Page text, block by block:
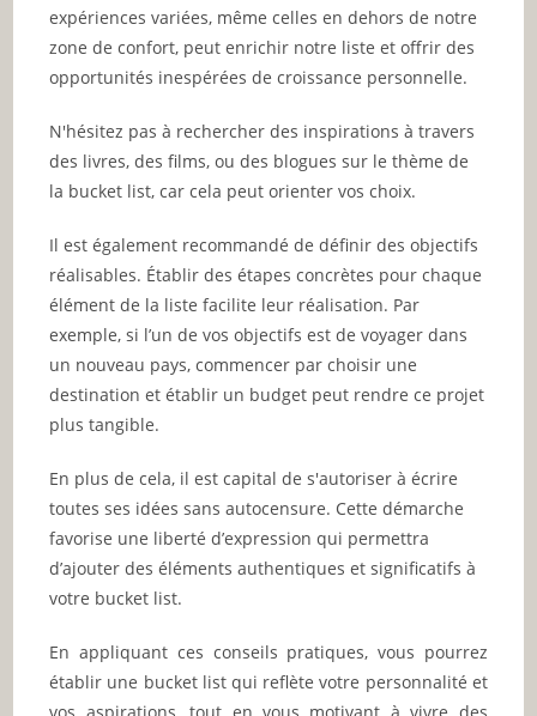
expériences variées, même celles en dehors de notre
zone de confort, peut enrichir notre liste et offrir des
opportunités inespérées de croissance personnelle.
N'hésitez pas à rechercher des inspirations à travers
des livres, des films, ou des blogues sur le thème de
la bucket list, car cela peut orienter vos choix.
Il est également recommandé de définir des objectifs
réalisables. Établir des étapes concrètes pour chaque
élément de la liste facilite leur réalisation. Par
exemple, si l’un de vos objectifs est de voyager dans
un nouveau pays, commencer par choisir une
destination et établir un budget peut rendre ce projet
plus tangible.
En plus de cela, il est capital de s'autoriser à écrire
toutes ses idées sans autocensure. Cette démarche
favorise une liberté d’expression qui permettra
d’ajouter des éléments authentiques et significatifs à
votre bucket list.
En appliquant ces conseils pratiques, vous pourrez
établir une bucket list qui reflète votre personnalité et
vos aspirations, tout en vous motivant à vivre des